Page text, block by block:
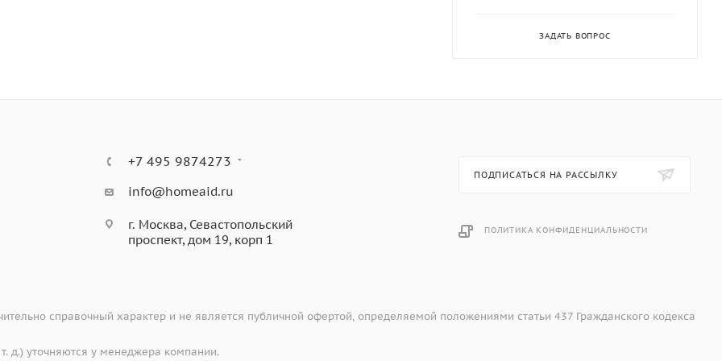
нагрев, ввод мостика, приготовление на гриле, варка,
ЗАДАТЬ ВОПРОС
+7 495 9874273
info@homeaid.ru
г. Москва, Севастопольский
проспект, дом 19, корп 1
ПОДПИСАТЬСЯ НА РАССЫЛКУ
ПОЛИТИКА КОНФИДЕНЦИАЛЬНОСТИ
справочный характер и не является публичной офертой, определяемой положениями статьи 437 Гражданского кодекса
д.) уточняются у менеджера компании.